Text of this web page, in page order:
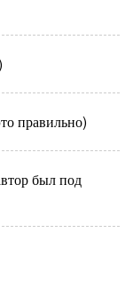
правильно)
был под